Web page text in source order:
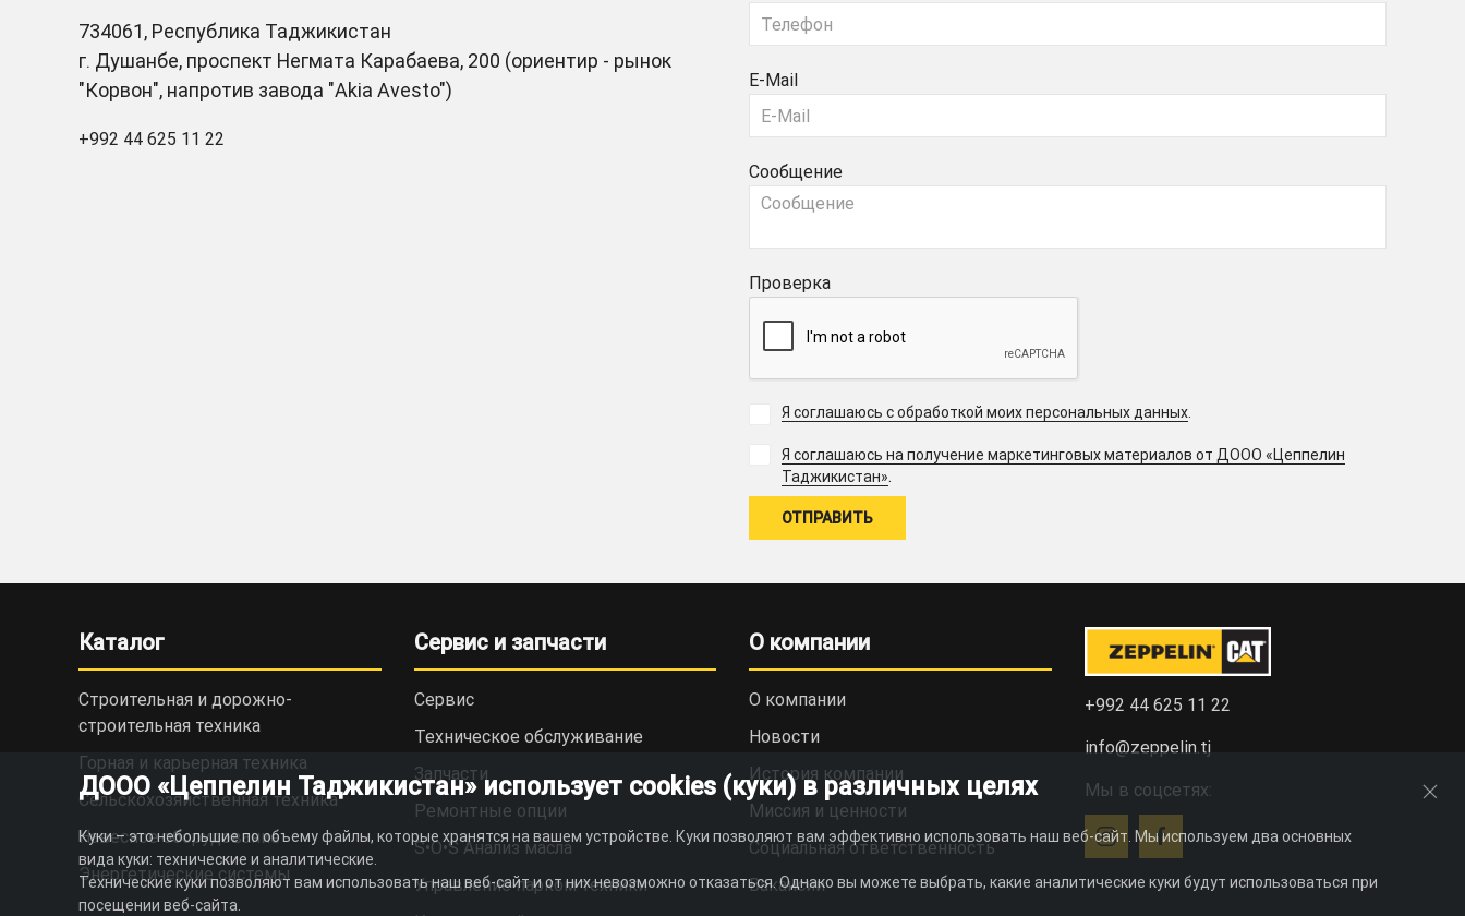
734061, Республика Таджикистан
г. Душанбе, проспект Негмата Карабаева, 200 (ориентир - рынок
"Корвон", напротив завода "Akia Avesto")
+992 44 625 11 22
E-Mail
Сообщение
Проверка
Я соглашаюсь с обработкой моих персональных данных
Я соглашаюсь на получение маркетинговых материалов от ДООО «Цеппелин
Таджикистан».
Каталог
Строительная и дорожно-
cтроительная техника
Горная и карьерная техника
Сельскохозяйственная техника
Навесное оборудование
Энергетические системы
Сервис и запчасти
Сервис
Техническое обслуживание
Запчасти
Ремонтные опции
S•O•S Анализ масла
Управление парком техники
О компании
О компании
Новости
История компании
Миссия и ценности
Социальная ответственность
Вакансии
+992 44 625 11 22
info@zeppelin.tj
Мы в соцсетях:
ДООО «Цеппелин Таджикистан» использует cookies (куки) в различных целях
Куки – это небольшие по объему файлы, которые хранятся на вашем устройстве. Куки позволяют вам эффективно использовать наш веб-сайт. Мы используем два основных
вида куки: технические и аналитические.
Технические куки позволяют вам использовать наш веб-сайт и от них невозможно отказаться. Однако вы можете выбрать, какие аналитические куки будут использоваться при
посещении веб-сайта.